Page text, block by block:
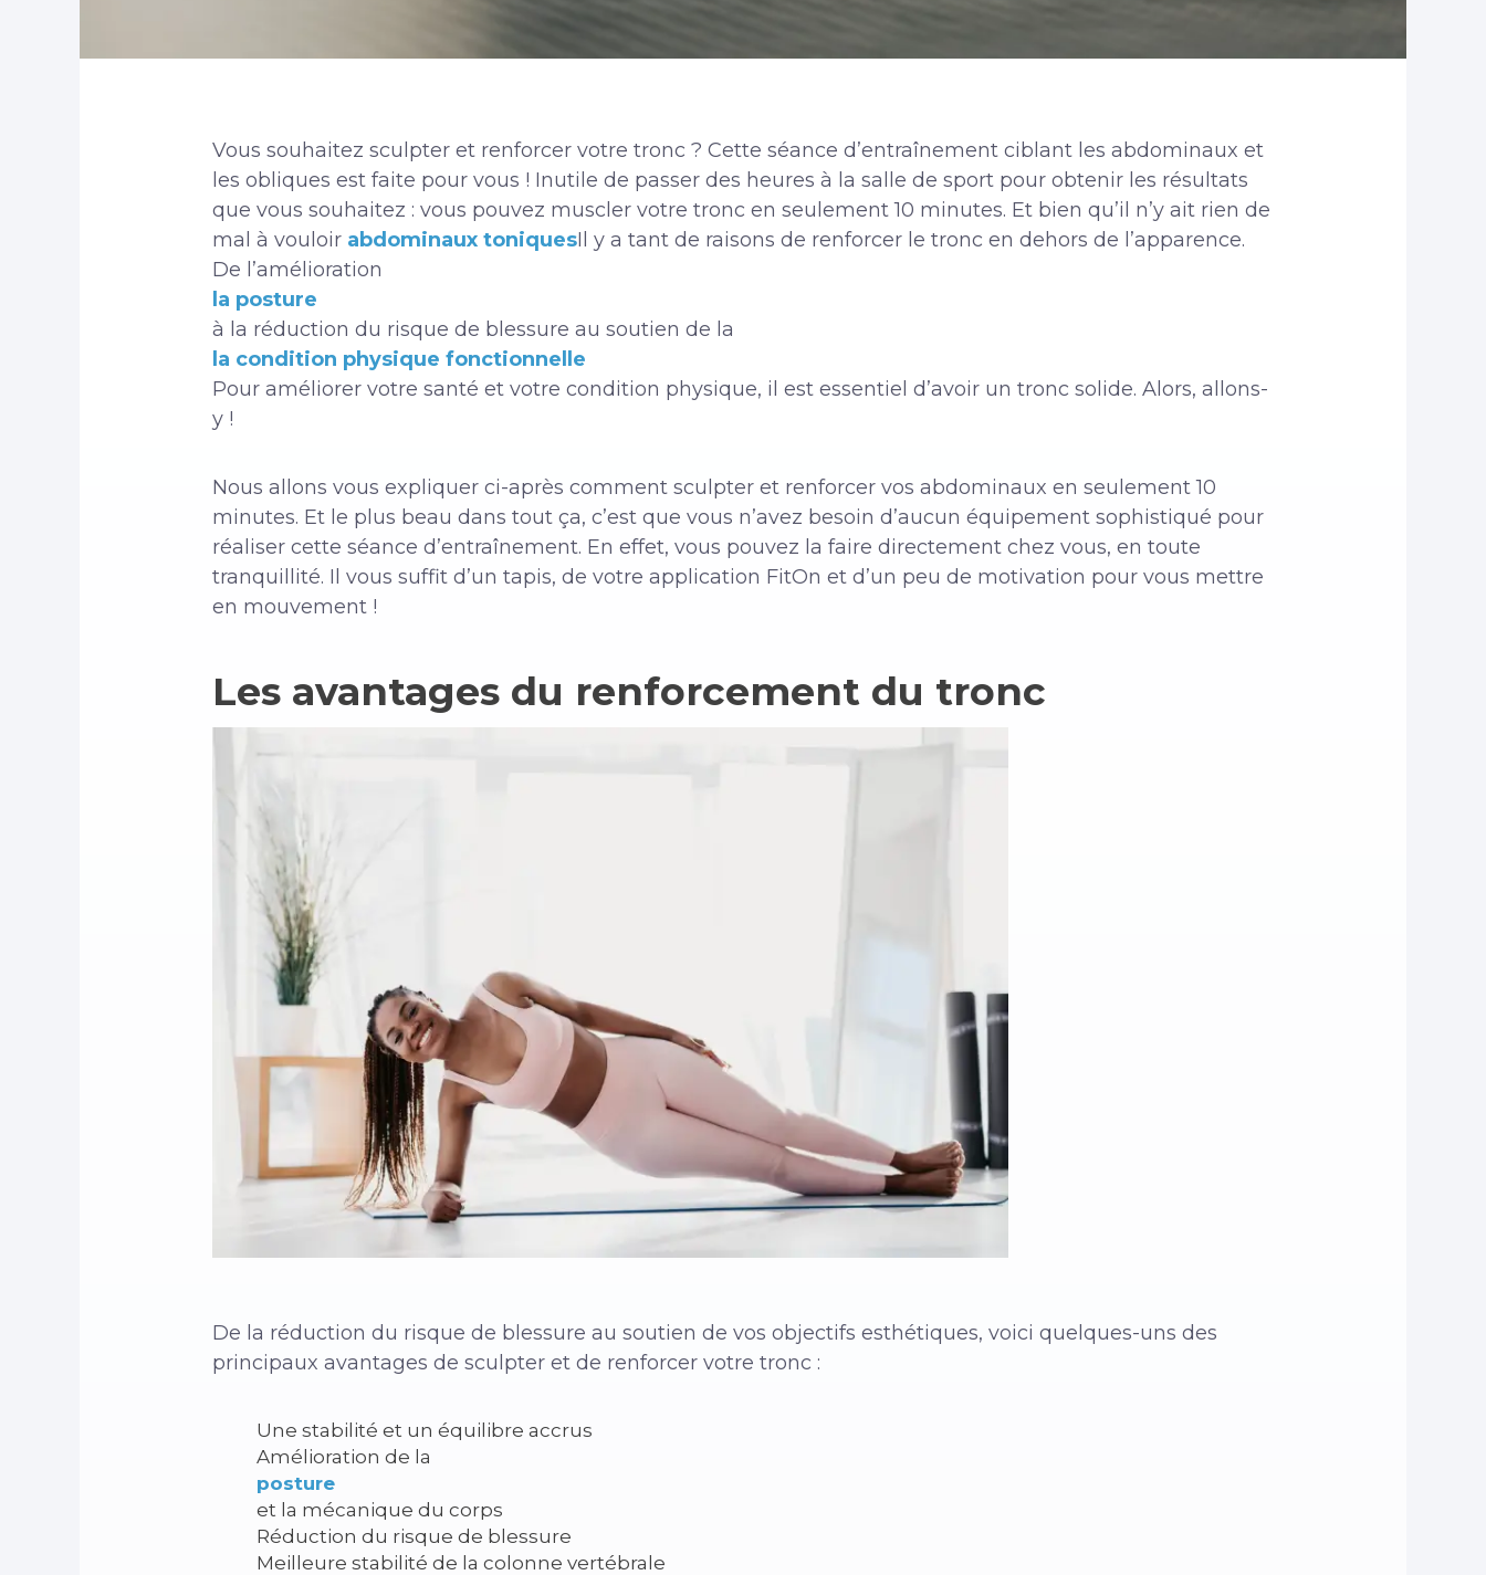
Vous souhaitez sculpter et renforcer votre tronc ? Cette séance d’entraînement ciblant les abdominaux et
les obliques est faite pour vous ! Inutile de passer des heures à la salle de sport pour obtenir les résultats
que vous souhaitez : vous pouvez muscler votre tronc en seulement 10 minutes. Et bien qu’il n’y ait rien de
mal à vouloir abdominaux toniquesIl y a tant de raisons de renforcer le tronc en dehors de l’apparence.
De l’amélioration
la posture
à la réduction du risque de blessure au soutien de la
la condition physique fonctionnelle
Pour améliorer votre santé et votre condition physique, il est essentiel d’avoir un tronc solide. Alors, allons-
y !
Nous allons vous expliquer ci-après comment sculpter et renforcer vos abdominaux en seulement 10
minutes. Et le plus beau dans tout ça, c’est que vous n’avez besoin d’aucun équipement sophistiqué pour
réaliser cette séance d’entraînement. En effet, vous pouvez la faire directement chez vous, en toute
tranquillité. Il vous suffit d’un tapis, de votre application FitOn et d’un peu de motivation pour vous mettre
en mouvement !
Les avantages du renforcement du tronc
De la réduction du risque de blessure au soutien de vos objectifs esthétiques, voici quelques-uns des
principaux avantages de sculpter et de renforcer votre tronc :
Une stabilité et un équilibre accrus
Amélioration de la
posture
et la mécanique du corps
Réduction du risque de blessure
Meilleure stabilité de la colonne vertébrale